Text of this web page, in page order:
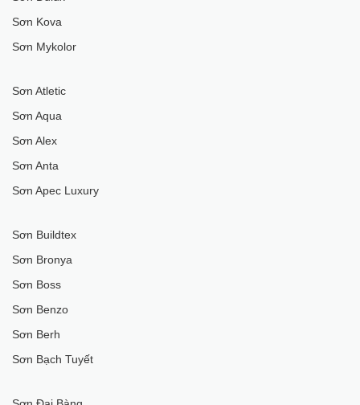
Sơn Kova
Sơn Mykolor
Sơn Atletic
Sơn Aqua
Sơn Alex
Sơn Anta
Sơn Apec Luxury
Sơn Buildtex
Sơn Bronya
Sơn Boss
Sơn Benzo
Sơn Berh
Sơn Bạch Tuyết